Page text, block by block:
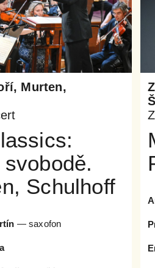
Murten,
Schulhoff
— saxofon